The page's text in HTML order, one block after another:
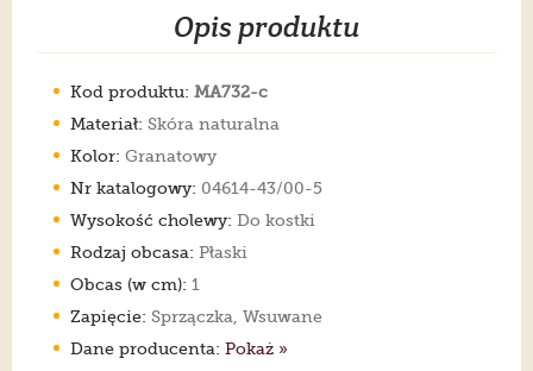
Opis produktu
Kod produktu: MA732-c
Materiał: Skóra naturalna
Kolor: Granatowy
Nr katalogowy: 04614-43/00-5
Wysokość cholewy: Do kostki
Rodzaj obcasa: Płaski
Obcas (w cm): 1
Zapięcie: Sprzączka, Wsuwane
Dane producenta: Pokaż »